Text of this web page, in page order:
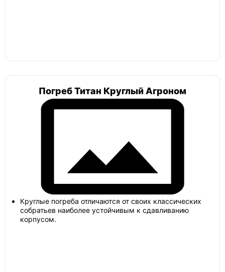
Погреб Титан Круглый Агроном
Круглые погреба отличаются от своих классических
собратьев наиболее устойчивым к сдавливанию
корпусом.